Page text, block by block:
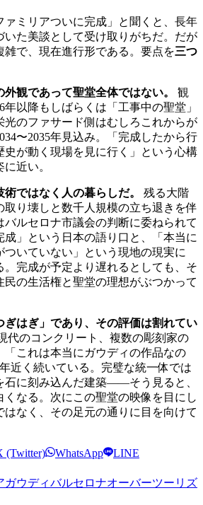
ァミリアついに完成」と聞くと、長年
いた美談として受け取りがちだ。だが
雑で、現在進行形である。要点を三つ
観であって聖堂全体ではない。
観
以降もしばらくは「工事中の聖堂」
光のファサード側はむしろこれからが
〜2035年見込み。「完成したから行
史が動く現場を見に行く」という心構
近い。
ではなく人の暮らしだ。
残る大階
取り壊しと数千人規模の立ち退きを伴
バルセロナ市議会の判断に委ねられて
成」という日本の語り口と、「本当に
いていない」という現地の現実に
。完成が予定より遅れるとしても、そ
の生活権と聖堂の理想がぶつかって
ぎはぎ」であり、その評価は割れてい
代のコンクリート、複数の彫刻家の
「これは本当にガウディの作品なの
近く続いている。完璧な統一体では
石に刻み込んだ建築——そう見ると、
くなる。次にこの聖堂の映像を目にし
はなく、その足元の通りに目を向けて
(Twitter) WhatsApp
LINE
ガウディバルセロナオーバーツーリズ